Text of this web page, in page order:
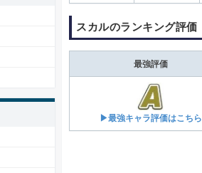
スカルのランキング評価
最強評価
▶最強キャラ評価はこちら